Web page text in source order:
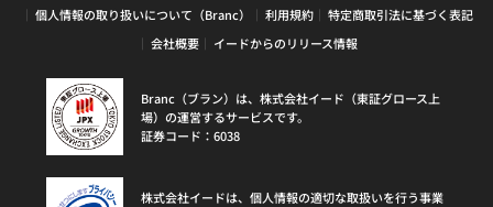
個人情報の取り扱いについて（Branc）
利用規約
特定商取引法に基づく表記
会社概要
イードからのリリース情報
Branc（ブラン）は、株式会社イード（東証グロース上
場）の運営するサービスです。
証券コード：6038
株式会社イードは、個人情報の適切な取扱いを行う事業